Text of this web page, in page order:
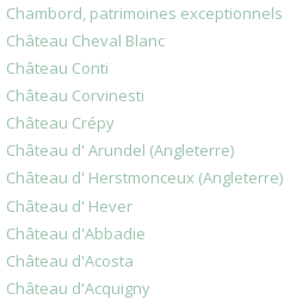
Chambord, patrimoines exceptionnels
Château Cheval Blanc
Château Conti
Château Corvinesti
Château Crépy
Château d' Arundel (Angleterre)
Château d' Herstmonceux (Angleterre)
Château d' Hever
Château d'Abbadie
Château d'Acosta
Château d'Acquigny